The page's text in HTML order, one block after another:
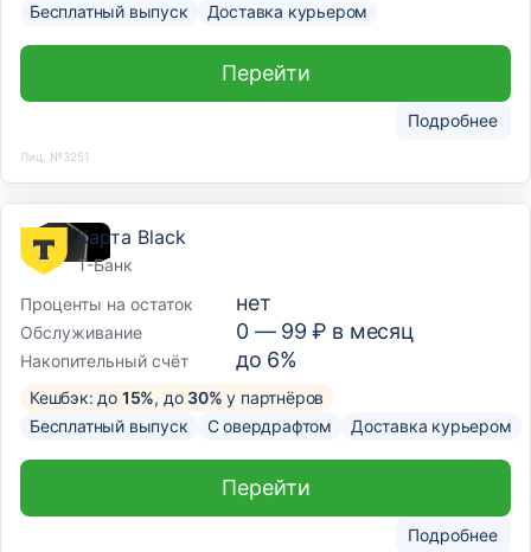
Бесплатный выпуск
Доставка курьером
Подробнее
Перейти
Лиц. №3251
Карта Black
Т-Банк
Проценты на остаток
нет
Обслуживание 0 — 99₽ в месяц
Накопительный счёт до 6%
Кешбэк: до 15%, до 30% у партнёров
Бесплатный выпуск
С овердрафтом Доставка курьером
Подробнее
Перейти